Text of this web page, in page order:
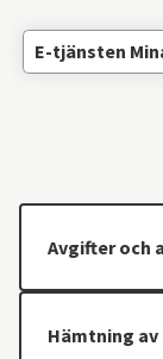
E-tjänsten
Avgifter och
Hämtning